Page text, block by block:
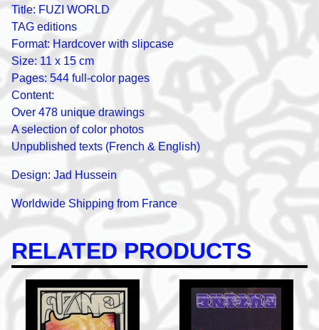
Title: FUZI WORLD
TAG editions
Format: Hardcover with slipcase
Size: 11 x 15 cm
Pages: 544 full-color pages
Content:
Over 478 unique drawings
A selection of color photos
Unpublished texts (French & English)
Design: Jad Hussein
Worldwide Shipping from France
RELATED PRODUCTS